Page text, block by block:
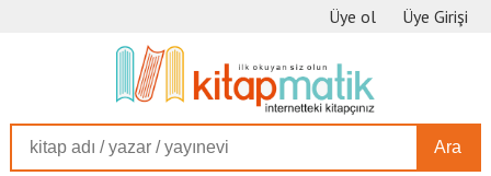
Üye ol Üye Girişi
Ara